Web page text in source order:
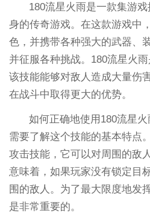
180流星火雨是一款集游
身的传奇游戏。在这款游戏中
色，并携带各种强大的武器、
并征服各种挑战。180流星火
该技能能够对敌人造成大量伤
在战斗中取得更大的优势。
如何正确地使用180流星
需要了解这个技能的基本特点
攻击技能，它可以对周围的敌
意味着，如果玩家没有锁定目
围的敌人。为了最大限度地发
是非常重要的。